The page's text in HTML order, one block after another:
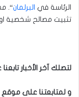
الرئاسة في البرلمان“.
تثبيت مصالح شخصية
لتصلك آخر الأخبار
و لمتابعتنا على